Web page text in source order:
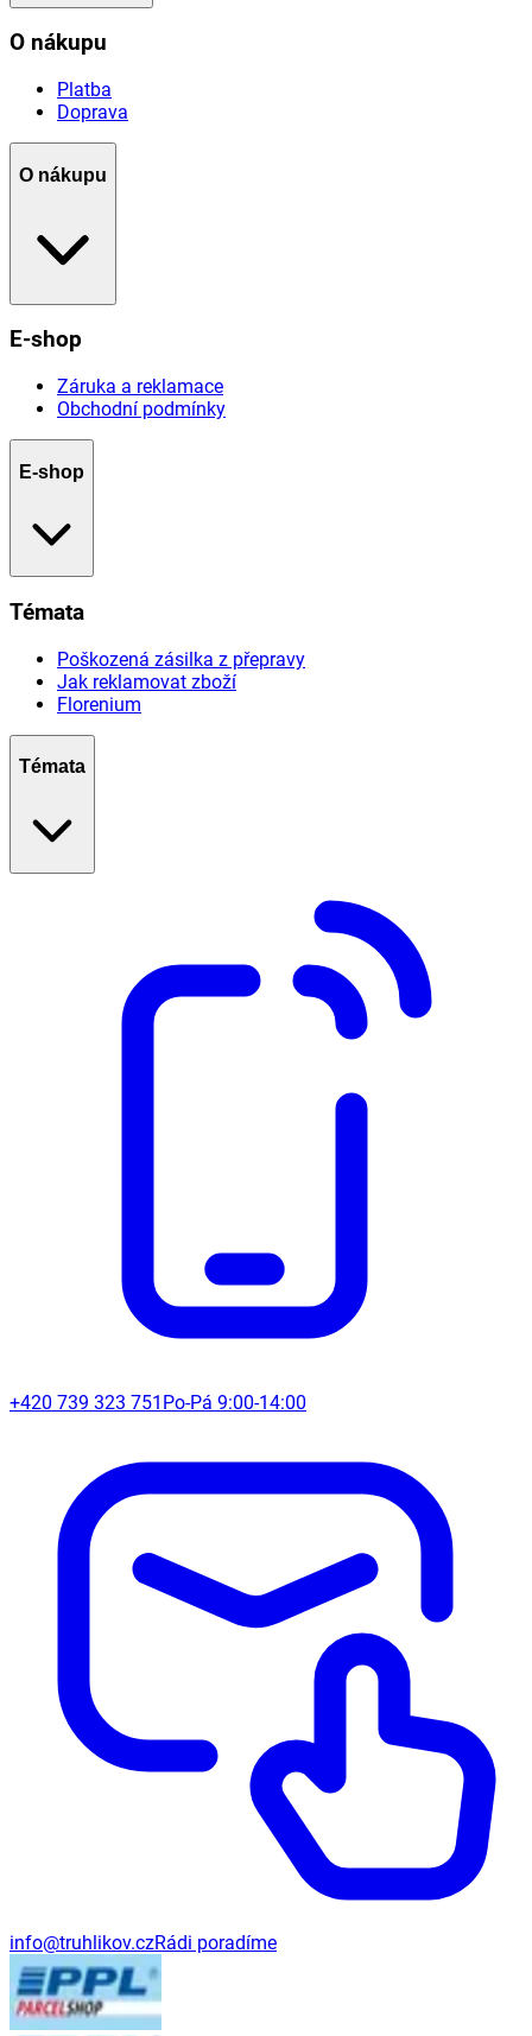
O nákupu
Platba
Doprava
O nákupu
E-shop
Záruka a reklamace
Obchodní podmínky
E-shop
Témata
Poškozená zásilka z přepravy
Jak reklamovat zboží
Florenium
Témata
+420 739 323 751 Po-Pá 9:00-14:00
info@truhlikov.czRádi poradíme